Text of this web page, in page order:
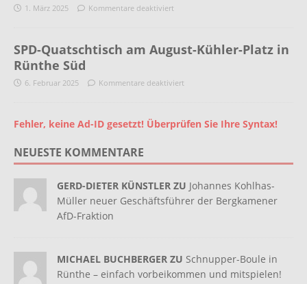
1. März 2025 Kommentare deaktiviert
SPD-Quatschtisch am August-Kühler-Platz in
Rünthe Süd
6. Februar 2025 Kommentare deaktiviert
Fehler, keine Ad-ID gesetzt! Überprüfen Sie Ihre Syntax!
NEUESTE KOMMENTARE
GERD-DIETER KÜNSTLER ZU Johannes Kohlhas-
Müller neuer Geschäftsführer der Bergkamener
AfD-Fraktion
MICHAEL BUCHBERGER ZU Schnupper-Boule in
Rünthe – einfach vorbeikommen und mitspielen!